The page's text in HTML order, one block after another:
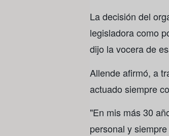
La decisión del
legisladora como
dijo la vocera de
Allende afirmó, a
actuado siempre
"En mis más 30
personal y